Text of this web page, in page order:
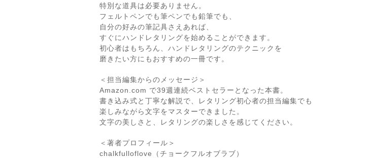
特別な道具は必要ありません。
フェルトペンでも筆ペンでも鉛筆でも、
自分の好みの筆記具さえあれば、
すぐにハンドレタリングを始めることができます。
初心者はもちろん、ハンドレタリングのテクニックを
磨きたい方にもおすすめの一冊です。
＜担当編集からのメッセージ＞
Amazon.com で39週連続ベストセラーとなった本書。
書き込み式と丁寧な解説で、レタリング初心者の担当編集でも
楽しみながら文字をマスターできました。
文字の美しさと、レタリングの楽しさを感じてください。
＜著者プロフィール＞
chalkfulloflove（チョークフルオブラブ）